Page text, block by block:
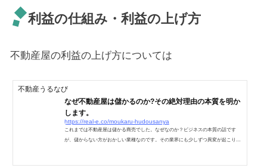
利益の仕組み・利益の上げ方
不動産屋の利益の上げ方については
不動産うるなび
なぜ不動産屋は儲かるのか?その絶対理由の本質を明か
します。
https://real-e.co/moukaru-hudousanya
これまでは不動産屋は儲かる商売でした。なぜなのか？ビジネスの本質の話です
が、儲からない方がおかしい業種なのです。その業界にも少しずつ異変が起こりつ